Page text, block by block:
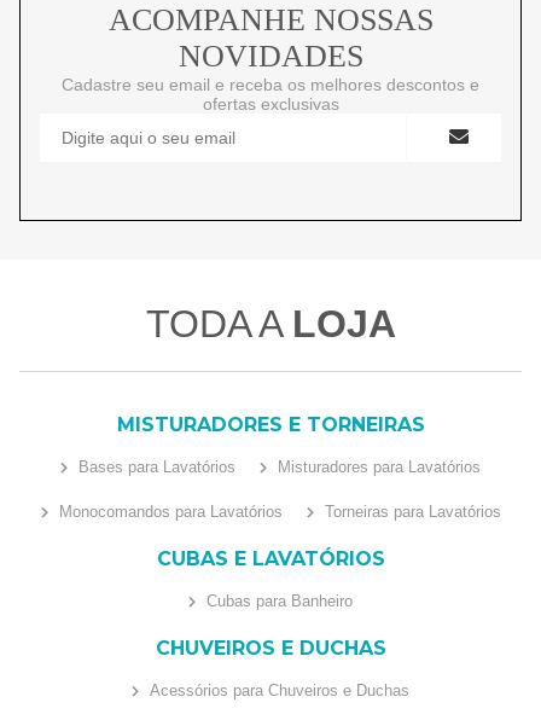
ACOMPANHE NOSSAS
NOVIDADES
Cadastre seu email e receba os melhores descontos e
ofertas exclusivas
TODA A LOJA
MISTURADORES E TORNEIRAS
Bases para Lavatórios Misturadores para Lavatórios
Monocomandos para Lavatórios Torneiras para Lavatórios
CUBAS E LAVATÓRIOS
Cubas para Banheiro
CHUVEIROS E DUCHAS
Acessórios para Chuveiros e Duchas